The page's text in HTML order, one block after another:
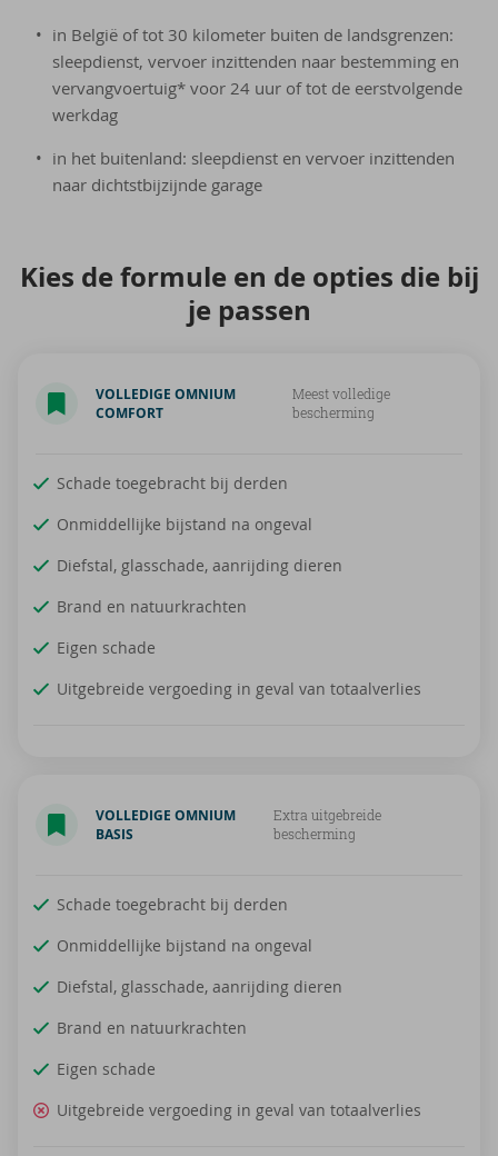
in België of tot 30 kilometer buiten de landsgrenzen:
sleepdienst, vervoer inzittenden naar bestemming en
vervangvoertuig* voor 24 uur of tot de eerstvolgende
werkdag
in het buitenland: sleepdienst en vervoer inzittenden
naar dichtstbijzijnde garage
Kies de for­mu­le en de op­ties die bij
je pas­sen
VOLLEDIGE OMNIUM
COMFORT
Meest volledige
bescherming
Schade toegebracht bij derden
Onmiddellijke bijstand na ongeval
Diefstal, glasschade, aanrijding dieren
Brand en natuurkrachten
Eigen schade
Uitgebreide vergoeding in geval van totaalverlies
VOLLEDIGE OMNIUM
BASIS
Extra uitgebreide
bescherming
Schade toegebracht bij derden
Onmiddellijke bijstand na ongeval
Diefstal, glasschade, aanrijding dieren
Brand en natuurkrachten
Eigen schade
Uitgebreide vergoeding in geval van totaalverlies